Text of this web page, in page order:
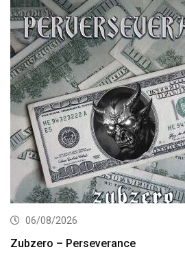
06/08/2026
Zubzero – Perseverance